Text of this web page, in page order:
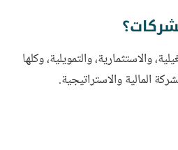
والاستثمارية، والتمويلية، وكلها
المالية والاستراتيجية.